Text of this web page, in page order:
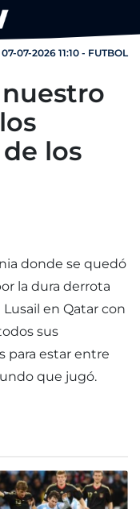
07-07-2026 11:10 - FUTBOL
los
donde se quedó
la dura derrota
en Qatar con
sus
para estar entre
que jugó.